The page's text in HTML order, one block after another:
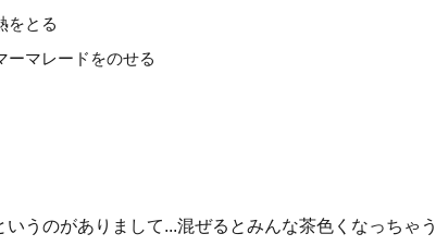
をとる
ーマレードをのせる
うのがありまして...混ぜるとみんな茶色くなっちゃう